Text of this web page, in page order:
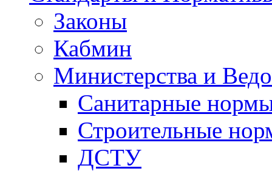
Законы
Кабмин
Министерства и
Санитарные
Строительные
ДСТУ